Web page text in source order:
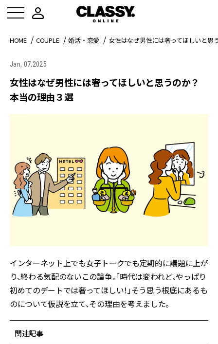
HOME COUPLE 婚活・恋愛 女性はなぜ男性には奢ってほしいと思
Jan, 07,2025
女性はなぜ男性には奢ってほしいと思うのか？
本当の理由３選
インターネット上でも女子トークでも定期的に議題に上が
り、終わる気配のないこの論争。「時代は変われど、やっぱり
初めてのデートでは奢ってほしい！」そう思う根底にあるも
のについて仮説を立て、その理由を考えました。
関連記事